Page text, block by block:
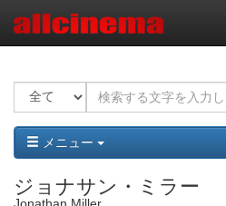
メニュー
ジョナサン・ミラー